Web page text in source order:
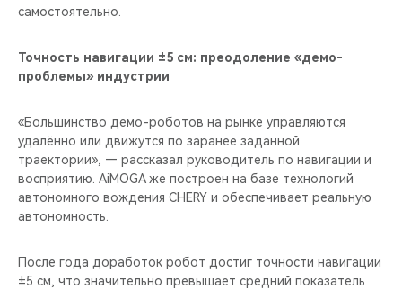
самостоятельно.
Точность навигации ±5 см: преодоление «демо-
проблемы» индустрии
«Большинство демо-роботов на рынке управляются
удалённо или движутся по заранее заданной
траектории», — рассказал руководитель по навигации и
восприятию. AiMOGA же построен на базе технологий
автономного вождения CHERY и обеспечивает реальную
автономность.
После года доработок робот достиг точности навигации
±5 см, что значительно превышает средний показатель